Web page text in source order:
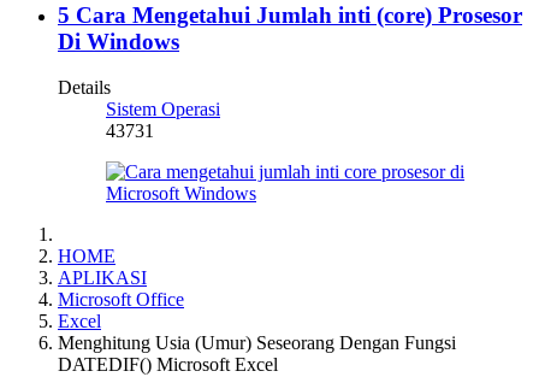
5 Cara Mengetahui Jumlah inti (core) Prosesor
Di Windows
Details
Sistem Operasi
43731
HOME
APLIKASI
Microsoft Office
Excel
Menghitung Usia (Umur) Seseorang Dengan Fungsi
DATEDIF() Microsoft Excel